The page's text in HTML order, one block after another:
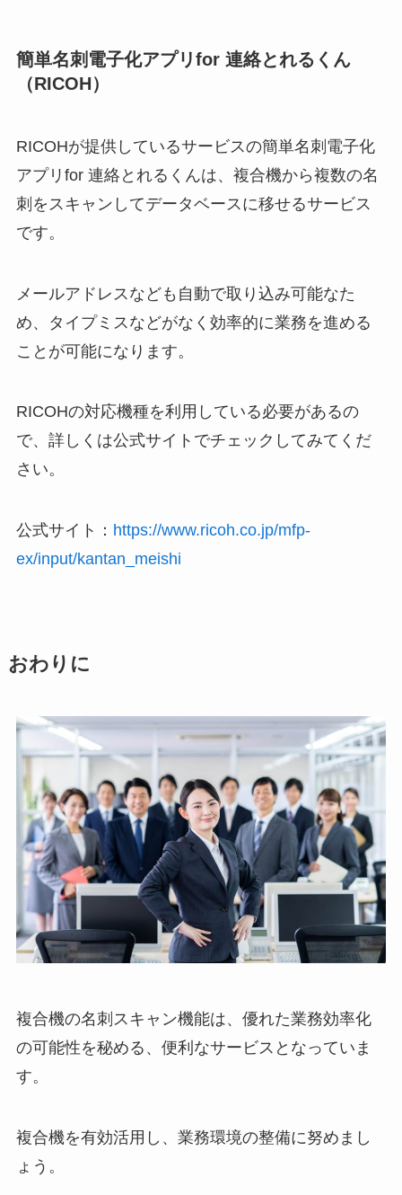
簡単名刺電子化アプリfor 連絡とれるくん
（RICOH）
RICOHが提供しているサービスの簡単名刺電子化
アプリfor 連絡とれるくんは、複合機から複数の名
刺をスキャンしてデータベースに移せるサービス
です。
メールアドレスなども自動で取り込み可能なた
め、タイプミスなどがなく効率的に業務を進める
ことが可能になります。
RICOHの対応機種を利用している必要があるの
で、詳しくは公式サイトでチェックしてみてくだ
さい。
公式サイト： https://www.ricoh.co.jp/mfp-
ex/input/kantan_meishi
おわりに
複合機の名刺スキャン機能は、優れた業務効率化
の可能性を秘める、便利なサービスとなっていま
す。
複合機を有効活用し、業務環境の整備に努めまし
ょう。